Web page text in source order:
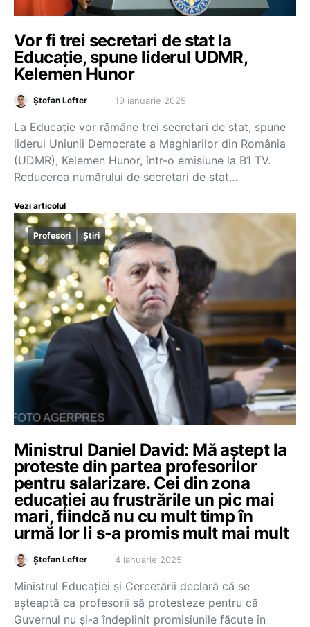
Vor fi trei secretari de stat la
Educație, spune liderul UDMR,
Kelemen Hunor
Ștefan Lefter 19 ianuarie 2025
La Educație vor rămâne trei secretari de stat, spune
liderul Uniunii Democrate a Maghiarilor din România
(UDMR), Kelemen Hunor, într-o emisiune la B1 TV.
Reducerea numărului de secretari de stat…
Vezi articolul
Profesori Știri
Ministrul Daniel David: Mă aștept la
proteste din partea profesorilor
pentru salarizare. Cei din zona
educației au frustrările un pic mai
mari, fiindcă nu cu mult timp în
urmă lor li s-a promis mult mai mult
Ștefan Lefter 4 ianuarie 2025
Ministrul Educației și Cercetării declară că se
așteaptă ca profesorii să protesteze pentru că
Guvernul nu și-a îndeplinit promisiunile făcute în